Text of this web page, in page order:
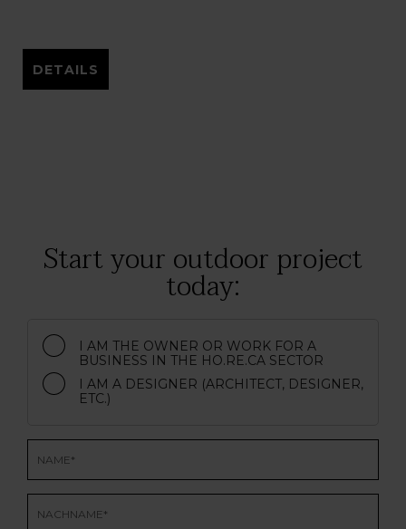
DETAILS
Start your outdoor project
today:
I AM THE OWNER OR WORK FOR A
BUSINESS IN THE HO.RE.CA SECTOR
I AM A DESIGNER (ARCHITECT, DESIGNER,
ETC.)